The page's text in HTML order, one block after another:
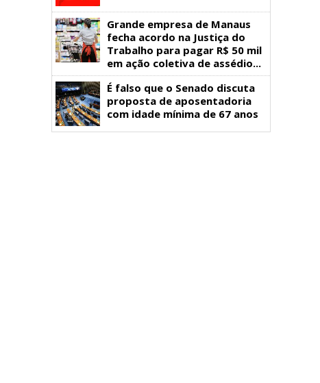
Grande empresa de Manaus
fecha acordo na Justiça do
Trabalho para pagar R$ 50 mil
em ação coletiva de assédio...
É falso que o Senado discuta
proposta de aposentadoria
com idade mínima de 67 anos